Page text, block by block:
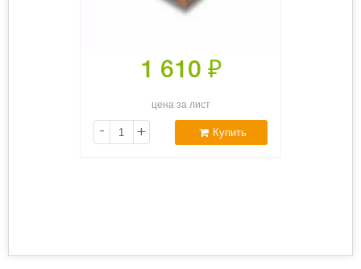
1 610 ₽
цена за лист
- + Купить